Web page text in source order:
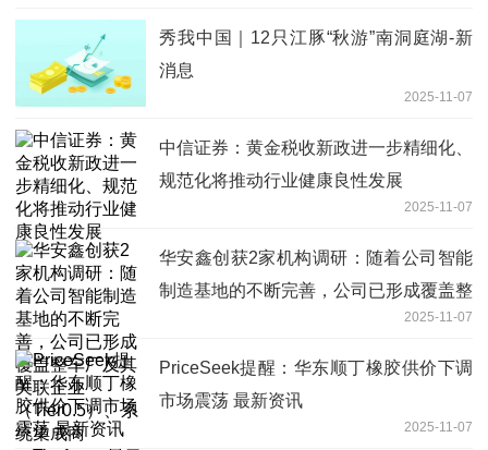
秀我中国｜12只江豚“秋游”南洞庭湖-新
消息
2025-11-07
中信证券：黄金税收新政进一步精细化、
规范化将推动行业健康良性发展
2025-11-07
华安鑫创获2家机构调研：随着公司智能
制造基地的不断完善，公司已形成覆盖整
车厂及其关联企业（Tier0.5）、系统集
成商（Tier1）、显示面板厂以及低空飞
行器主机厂等多层级客户矩阵（附调研问
2025-11-07
PriceSeek提醒：华东顺丁橡胶供价下调
市场震荡 最新资讯
2025-11-07